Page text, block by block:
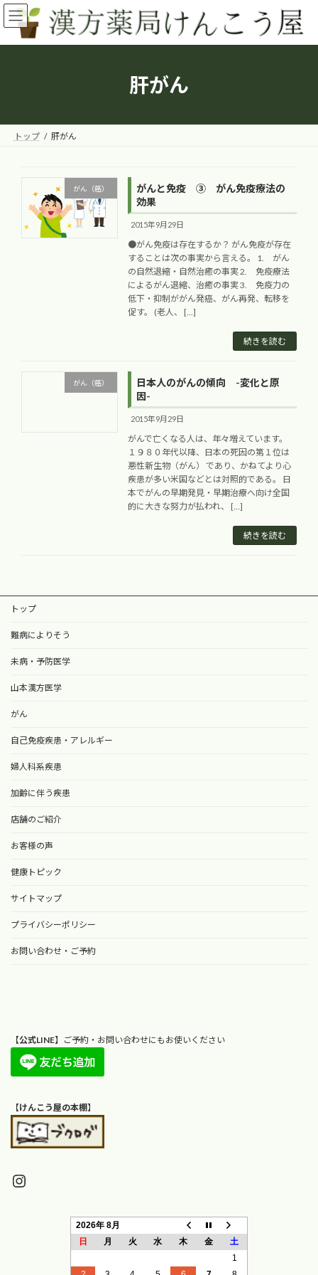
コ
ン
ナ
ビ
肝がん
トップ 肝がん
がん（癌）
がんと免疫 ③ がん免疫療法の
効果
2015年9月29日
●がん免疫は存在するか？ がん免疫が存在
することは次の事実から言える。 1. がん
の自然退縮・自然治癒の事実 2. 免疫療法
によるがん退縮、治癒の事実 3. 免疫力の
低下・抑制ががん発癌、がん再発、転移を
促す。 (老人、 […]
続きを読む
がん（癌）
日本人のがんの傾向 -変化と原
因-
2015年9月29日
がんで亡くなる人は、年々増えています。
１９８０年代以降、日本の死因の第１位は
悪性新生物（がん） であり、かねてより心
疾患が多い米国などとは対照的である。 日
本でがんの早期発見・早期治療へ向け全国
的に大きな努力が払われ、 […]
続きを読む
トップ
難病によりそう
未病・予防医学
山本漢方医学
がん
自己免疫疾患・アレルギー
婦人科系疾患
加齢に伴う疾患
店舗のご紹介
お客様の声
健康トピック
サイトマップ
プライバシーポリシー
お問い合わせ・ご予約
【公式LINE】ご予約・お問い合わせにもお使いください
【けんこう屋の本棚】
Instagram
2026年 8月
日
月 火 水 木 金
土
1